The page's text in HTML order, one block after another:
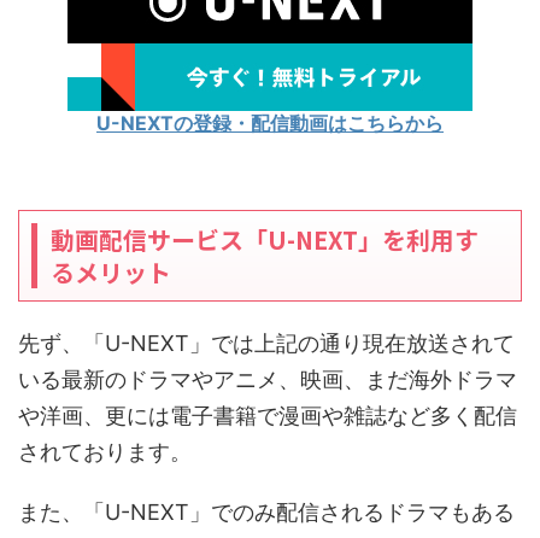
U-NEXTの登録・配信動画はこちらから
動画配信サービス「U-NEXT」を利用す
るメリット
先ず、「U-NEXT」では上記の通り現在放送されて
いる最新のドラマやアニメ、映画、まだ海外ドラマ
や洋画、更には電子書籍で漫画や雑誌など多く配信
されております。
また、「U-NEXT」でのみ配信されるドラマもある